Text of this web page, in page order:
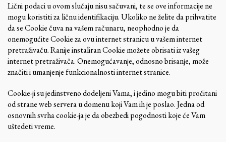
Lični podaci u ovom slučaju nisu sačuvani, te se ove informacije ne
mogu koristiti za ličnu identifikaciju. Ukoliko ne želite da prihvatite
da se Cookie čuva na vašem računaru, neophodno je da
onemogućite Cookie za ovu internet stranicu u vašem internet
pretraživaču. Ranije instaliran Cookie možete obrisati iz vašeg
internet pretraživača. Onemogućavanje, odnosno brisanje, može
značiti i umanjenje funkcionalnosti internet stranice.
Cookie-ji su jedinstveno dodeljeni Vama, i jedino mogu biti pročitani
od strane web servera u domenu koji Vam ih je poslao. Jedna od
osnovnih svrha cookie-ja je da obezbedi pogodnosti koje će Vam
uštedeti vreme.